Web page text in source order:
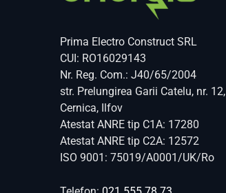
Prima Electro Construct SRL
CUI: RO16029143
Nr. Reg. Com.: J40/65/2004
str. Prelungirea Garii Catelu, nr. 12,
Cernica, Ilfov
Atestat ANRE tip C1A: 17280
Atestat ANRE tip C2A: 12572
ISO 9001: 75019/A0001/UK/Ro